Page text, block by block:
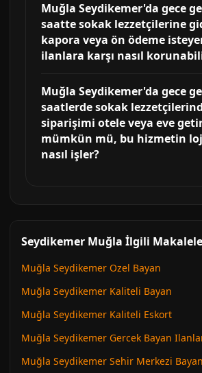
Muğla Seydikemer'da gece
saatte sokak lezzetçilerine
kapora veya ön ödeme
ilanlara karşı nasıl
Muğla Seydikemer'da gece
saatlerde sokak
siparişimi otele veya eve
mümkün mü, bu hizmetin
nasıl işler?
Seydikemer Muğla İlgili
Muğla Seydikemer Ozel Bayan
Muğla Seydikemer Kaliteli Bayan
Muğla Seydikemer Kaliteli Eskort
Muğla Seydikemer Gercek Bayan
Muğla Seydikemer Sehir Merkezi Bayan